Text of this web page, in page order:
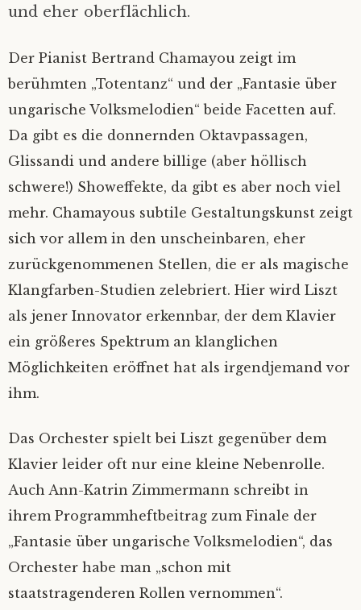
und eher oberflächlich.
Der Pianist Bertrand Chamayou zeigt im
berühmten „Totentanz“ und der „Fantasie über
ungarische Volksmelodien“ beide Facetten auf.
Da gibt es die donnernden Oktavpassagen,
Glissandi und andere billige (aber höllisch
schwere!) Showeffekte, da gibt es aber noch viel
mehr. Chamayous subtile Gestaltungskunst zeigt
sich vor allem in den unscheinbaren, eher
zurückgenommenen Stellen, die er als magische
Klangfarben-Studien zelebriert. Hier wird Liszt
als jener Innovator erkennbar, der dem Klavier
ein größeres Spektrum an klanglichen
Möglichkeiten eröffnet hat als irgendjemand vor
ihm.
Das Orchester spielt bei Liszt gegenüber dem
Klavier leider oft nur eine kleine Nebenrolle.
Auch Ann-Katrin Zimmermann schreibt in
ihrem Programmheftbeitrag zum Finale der
„Fantasie über ungarische Volksmelodien“, das
Orchester habe man „schon mit
staatstragenderen Rollen vernommen“.